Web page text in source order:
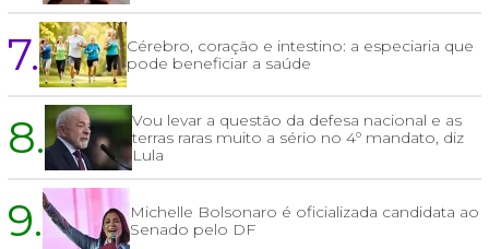
7.
Cérebro, coração e intestino: a especiaria que
pode beneficiar a saúde
8.
Vou levar a questão da defesa nacional e as
terras raras muito a sério no 4º mandato, diz
Lula
9.
Michelle Bolsonaro é oficializada candidata ao
Senado pelo DF